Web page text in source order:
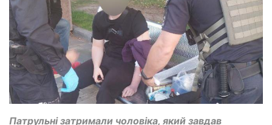
Патрульні затримали чоловіка, який завдав